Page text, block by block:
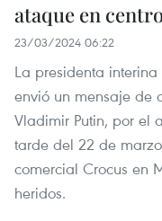
ataque en
23/03/2024 06:22
La presidenta
envió un mensaje de
Vladimir Putin, por el
tarde del 22 de
comercial Crocus en
heridos.